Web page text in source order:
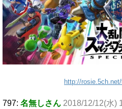
http://
797: 名無しさん 2018/12/12(水)